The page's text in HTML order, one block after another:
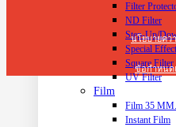
Filter
ND Filter
Step-Up/
Special
Square Filter
UV Filter
Film
Film 35 MM.
Instant Film
นโยบายคว
ข้อกำหนด